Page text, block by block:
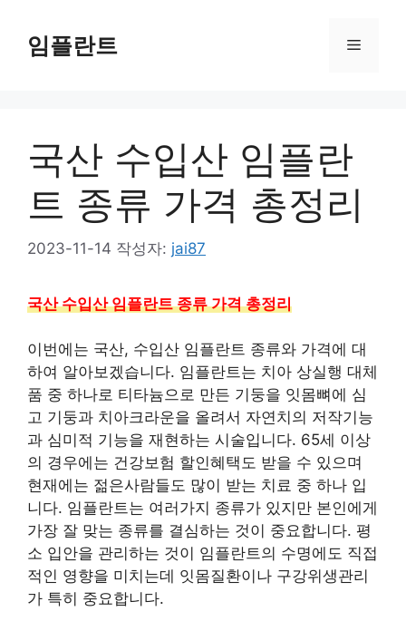
임플란트 메
국산 수입산 임플란
트 종류 가격 총정리
2023-11-14 작성자: jai87
국산 수입산 임플란트 종류 가격 총정리
이번에는 국산, 수입산 임플란트 종류와 가격에 대
하여 알아보겠습니다. 임플란트는 치아 상실행 대체
품 중 하나로 티타늄으로 만든 기둥을 잇몸뼈에 심
고 기둥과 치아크라운을 올려서 자연치의 저작기능
과 심미적 기능을 재현하는 시술입니다. 65세 이상
의 경우에는 건강보험 할인혜택도 받을 수 있으며
현재에는 젊은사람들도 많이 받는 치료 중 하나 입
니다. 임플란트는 여러가지 종류가 있지만 본인에게
가장 잘 맞는 종류를 결심하는 것이 중요합니다. 평
소 입안을 관리하는 것이 임플란트의 수명에도 직접
적인 영향을 미치는데 잇몸질환이나 구강위생관리
가 특히 중요합니다.